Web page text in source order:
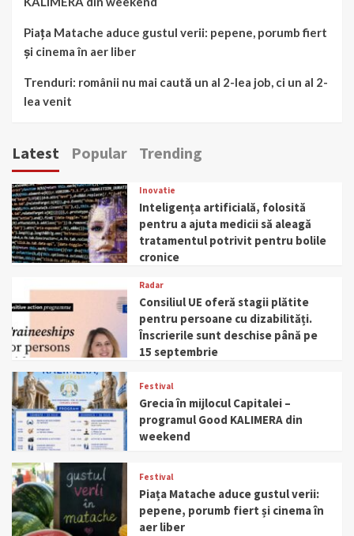
Piața Matache aduce gustul verii: pepene, porumb fiert
și cinema în aer liber
Trenduri: românii nu mai caută un al 2-lea job, ci un al 2-
lea venit
Latest Popular Trending
Inovatie
Inteligența artificială, folosită
pentru a ajuta medicii să aleagă
tratamentul potrivit pentru bolile
cronice
Radar
Consiliul UE oferă stagii plătite
pentru persoane cu dizabilități.
Înscrierile sunt deschise până pe
15 septembrie
Festival
Grecia în mijlocul Capitalei –
programul Good KALIMERA din
weekend
Festival
Piața Matache aduce gustul verii:
pepene, porumb fiert și cinema în
aer liber